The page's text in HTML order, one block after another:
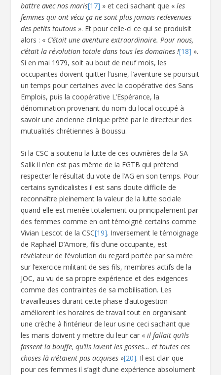
battre avec nos maris[17] » et ceci sachant que «les
femmes qui ont vécu ça ne sont plus jamais redevenues
des petits toutous ». Et pour celle-ci ce qui se produisit
alors : « C’était une aventure extraordinaire. Pour nous,
c’était la révolution totale dans tous les domaines ![18] ».
Si en mai 1979, soit au bout de neuf mois, les
occupantes doivent quitter l’usine, l’aventure se poursuit
un temps pour certaines avec la coopérative des Sans
Emplois, puis la coopérative L’Espérance, la
dénomination provenant du nom du local occupé à
savoir une ancienne clinique prêté par le directeur des
mutualités chrétiennes à Boussu.
Si la CSC a soutenu la lutte de ces ouvrières de la SA
Salik il n’en est pas même de la FGTB qui prétend
respecter le résultat du vote de l’AG en son temps. Pour
certains syndicalistes il est sans doute difficile de
reconnaître pleinement la valeur de la lutte sociale
quand elle est menée totalement ou principalement par
des femmes comme en ont témoigné certains comme
Vivian Lescot de la CSC[19]. Inversement le témoignage
de Raphaël D’Amore, fils d’une occupante, est
révélateur de l’évolution du regard portée par sa mère
sur l’exercice militant de ses fils, membres actifs de la
JOC, au vu de sa propre expérience et des exigences
comme des contraintes de sa mobilisation. Les
travailleuses durant cette phase d’autogestion
améliorent les horaires de travail tout en organisant
une crèche à l’intérieur de leur usine ceci sachant que
les maris doivent y mettre du leur car «il fallait qu’ils
fassent la bouffe, qu’ils lavent les gosses… et toutes ces
choses là n’étaient pas acquises »[20]. Il est clair que
pour ces femmes il s’agit d’une expérience absolument